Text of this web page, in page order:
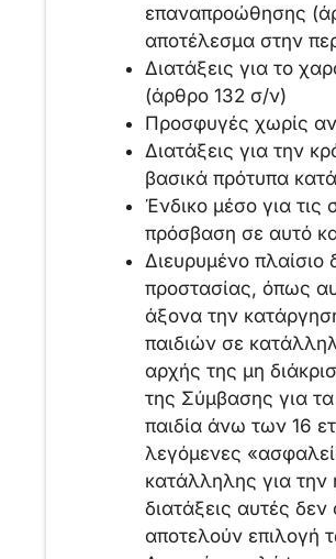
επαναπροώθησης
αποτέλεσμα στην
Διατάξεις για το
(άρθρο 132 σ/ν)
Προσφυγές χωρίς
Διατάξεις για την
βασικά πρότυπα
Ένδικο μέσο για
πρόσβαση σε αυτό
Διευρυμένο
προστασίας, όπως
άξονα την
παιδιών σε
αρχής της μη
της Σύμβασης για
παιδία άνω των 16
λεγόμενες
κατάλληλης για
διατάξεις αυτές
αποτελούν